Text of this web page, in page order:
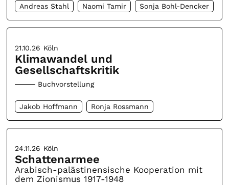
Andreas Stahl Naomi Tamir Sonja Bohl-Dencker
21.10.26 Köln
Klimawandel und
Gesellschaftskritik
Buchvorstellung
Jakob Hoffmann Ronja Rossmann
24.11.26 Köln
Schattenarmee
Arabisch-palästinensische Kooperation mit
dem Zionismus 1917-1948